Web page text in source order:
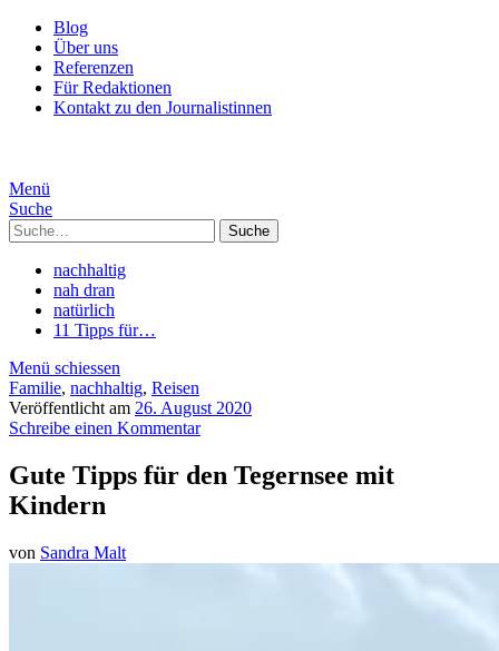
Blog
Über uns
Referenzen
Für Redaktionen
Kontakt zu den Journalistinnen
Menü
Suche
Suche
nachhaltig
nah dran
natürlich
11 Tipps für…
Menü schiessen
Familie, nachhaltig, Reisen
Veröffentlicht am 26. August 2020
Schreibe einen Kommentar
Gute Tipps für den Tegernsee mit
Kindern
von Sandra Malt